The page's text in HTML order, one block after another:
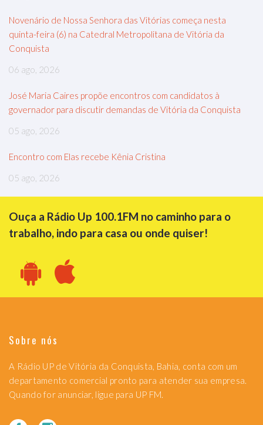
Novenário de Nossa Senhora das Vitórias começa nesta
quinta-feira (6) na Catedral Metropolitana de Vitória da
Conquista
06 ago, 2026
José Maria Caires propõe encontros com candidatos à
governador para discutir demandas de Vitória da Conquista
05 ago, 2026
Encontro com Elas recebe Kênia Cristina
05 ago, 2026
Ouça a Rádio Up 100.1FM no caminho para o
trabalho, indo para casa ou onde quiser!
Sobre nós
A Rádio UP de Vitória da Conquista, Bahia, conta com um
departamento comercial pronto para atender sua empresa.
Quando for anunciar, ligue para UP FM.